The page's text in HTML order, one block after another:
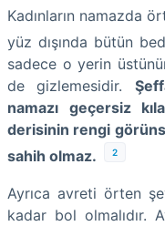
Kadınların namazda
yüz dışında bütün
sadece o yerin
de gizlemesidir.
namazı geçersiz
derisinin rengi
sahih olmaz.
2
Ayrıca avreti örten
kadar bol olmalıdır.